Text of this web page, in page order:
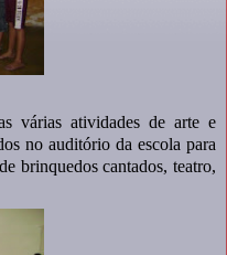
várias atividades de arte e
no auditório da escola para
brinquedos cantados, teatro,